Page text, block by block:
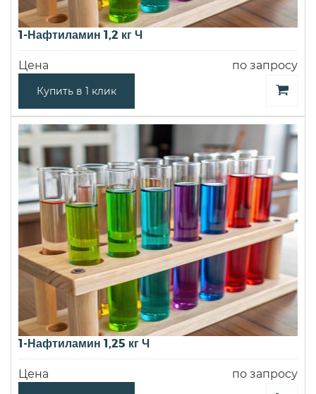
1-Нафтиламин 1,2 кг Ч
Цена по запросу
Купить в 1 клик
1-Нафтиламин 1,25 кг Ч
Цена по запросу